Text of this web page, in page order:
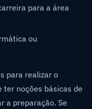
para a área
ou
para realizar o
ter noções básicas de
a preparação. Se